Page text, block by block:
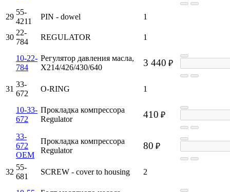
29
55-
4211
PIN - dowel 1
30
22-
784
REGULATOR 1
10-22-
784
Регулятор давления масла,
X214/426/430/640
3 440 ₽
31
33-
672
O-RING 1
10-33-
672
Прокладка компрессора
Regulator
410 ₽
33-
672
OEM
Прокладка компрессора
Regulator
80 ₽
32
55-
681
SCREW - cover to housing 2